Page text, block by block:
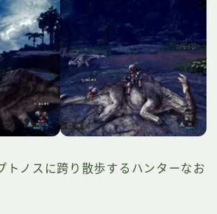
トノスに跨り散歩するハンターなお